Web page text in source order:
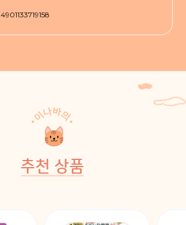
4901133719158
추천 상품